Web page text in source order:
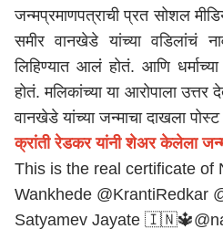
जन्मप्रमाणपत्राची प्रत सोशल
समीर वानखेडे यांच्या वडिलांचं
लिहिण्यात आलं होतं. आणि
होतं. मलिकांच्या या आरोपाला उत्तर
वानखेडे यांच्या जन्माचा दाखला
क्रांती रेडकर यांनी शेअर केलेला
This is the real certificate of
Wankhede @KrantiRedkar
Satyamev Jayate 🇮🇳🔱